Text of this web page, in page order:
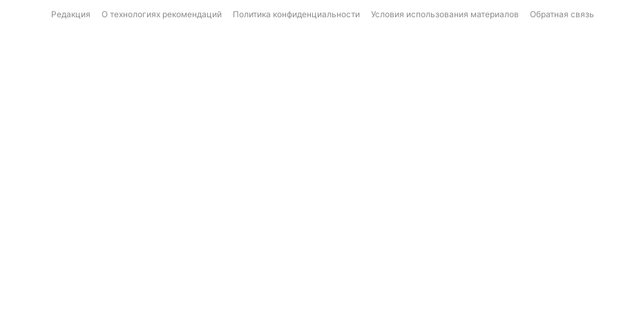
Редакция О технологиях рекомендаций Политика конфиденциальности Условия использования материалов Обратная связь